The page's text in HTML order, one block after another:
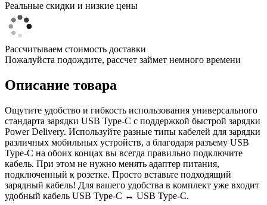
Реальные скидки и низкие цены
Рассчитываем стоимость доставки
Пожалуйста подождите, рассчет займет немного времени
Описание товара
Ощутите удобство и гибкость использования универсального
стандарта зарядки USB Type-C с поддержкой быстрой зарядки
Power Delivery. Используйте разные типы кабелей для зарядки
различных мобильных устройств, а благодаря разъему USB
Type-C на обоих концах вы всегда правильно подключите
кабель. При этом не нужно менять адаптер питания,
подключенный к розетке. Просто вставьте подходящий
зарядный кабель! Для вашего удобства в комплект уже входит
удобный кабель USB Type-C ↔ USB Type-C.